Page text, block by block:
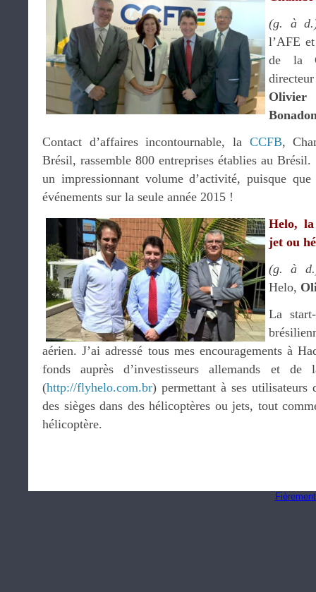
(g. à
l’AFE
de la
Contact d’affaires incontournable, la CCFB,
Brésil, rassemble 800 entreprises établies au
un impressionnant volume d’activité, puisque
événements sur la seule année 2015 !
Helo,
jet ou
(g. à
Helo,
La
aérien. J’ai adressé tous mes encouragements à
fonds auprès d’investisseurs allemands et de
(http://flyhelo.com.br) permettant à ses utilisateurs
des sièges dans des hélicoptères ou jets, tout
hélicoptère.